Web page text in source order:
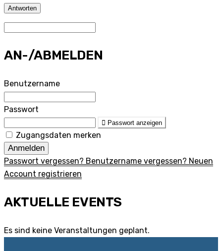
Antworten
AN-/ABMELDEN
Benutzername
Passwort
Passwort anzeigen
Zugangsdaten merken
Anmelden
Passwort vergessen? Benutzername vergessen? Neuen
Account registrieren
AKTUELLE EVENTS
Es sind keine Veranstaltungen geplant.